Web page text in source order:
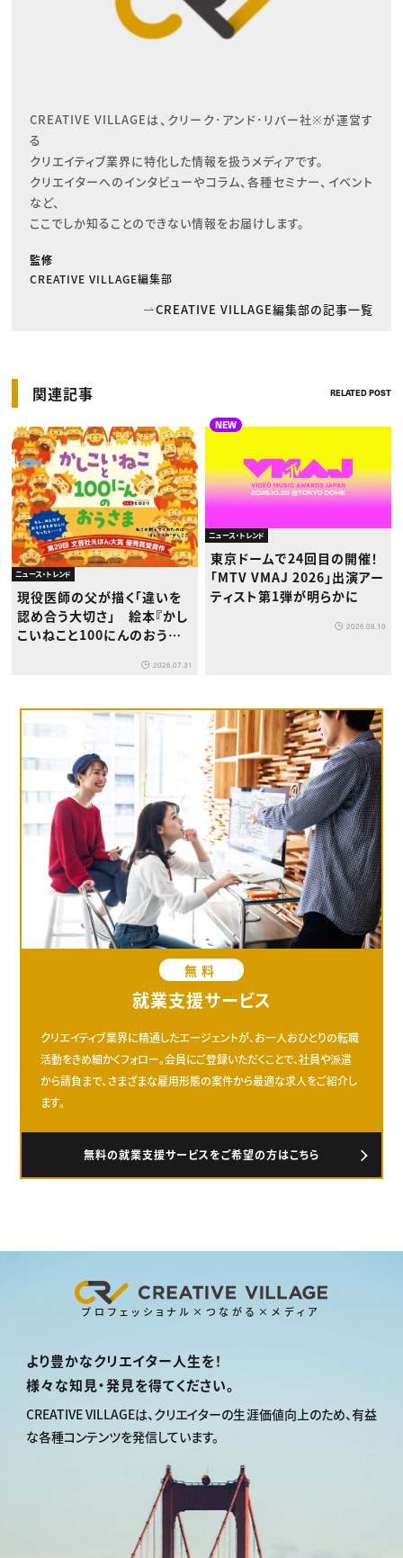
CREATIVE VILLAGEは、クリーク･アンド･リバー社※が運営す
る
クリエイティブ業界に特化した情報を扱うメディアです。
クリエイターへのインタビューやコラム、各種セミナー、イベント
など、
ここでしか知ることのできない情報をお届けします。
監修
CREATIVE VILLAGE編集部
CREATIVE VILLAGE編集部の記事一覧
関連記事 RELATED POST
ニュース・トレンド
現役医師の父が描く「違いを
認め合う大切さ」 絵本『かし
こいねこと100にんのおうさ
2026.07.31
NEW
ニュース・トレンド
東京ドームで24回目の開催！
「MTV VMAJ 2026」出演アー
ティスト第1弾が明らかに
2026.08.10
無料
就業支援サービス
クリエイティブ業界に精通したエージェントが、お一人おひとりの転職
活動をきめ細かくフォロー。会員にご登録いただくことで、社員や派遣
から請負まで、さまざまな雇用形態の案件から最適な求人をご紹介し
ます。
無料の就業支援サービスをご希望の方はこちら
プロフェッショナル×つながる×メディア
より豊かなクリエイター人生を！
様々な知見・発見を得てください。
CREATIVE VILLAGEは、クリエイターの生涯価値向上のため、有益
な各種コンテンツを発信しています。